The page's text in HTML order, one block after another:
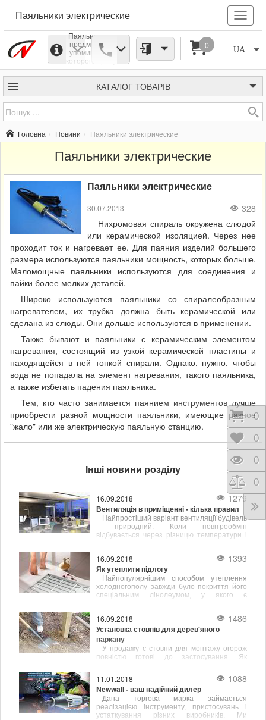
Паяльники электрические
Паяльник это
предмет при
упоминании,
которого сразу
возникают
ассоциации с
электрическим
паяльником.
Электрические
нагреваются
элемента
нагревания,
состоящего из
нихромовой
Паяльники
бывают
UA
0
КАТАЛОГ ТОВАРІВ
Головна Новини Паяльники электрические
Паяльники электрические
Паяльники электрические
30.07.2013
328
Нихромовая спираль окружена слюдой
или керамической изоляцией. Через нее
проходит ток и нагревает ее. Для паяния изделий большего
размера используются паяльники мощность, которых больше.
Маломощные паяльники используются для соединения и
пайки более мелких деталей.
Широко используются паяльники со спиралеобразным
нагревателем, их трубка должна быть керамической или
сделана из слюды. Они дольше используются в применении.
Также бывают и паяльники с керамическим элементом
нагревания, состоящий из узкой керамической пластины и
находящейся в ней тонкой спирали. Однако, нужно, чтобы
вода не попадала на элемент нагревания, такого паяльника,
а также избегать падения паяльника.
Тем, кто часто занимается паянием инструментовлучше
приобрести разной мощности паяльники, имеющие разное
"жало" или же электрическую паяльную станцию.
Інші новини розділу
16.09.2018 1279
Вентиляція в приміщенні - кілька правил
Найпростіший варіант вентиляції будівель
- природний. Коли повітрообмін
відбувається через різницю температури і
16.09.2018 1393
Як утеплити підлогу
Найпопулярнішим способом утеплення
холодногополу завжди було покриття його
спеціальним лінолеумом, у якого є
16.09.2018 1486
Установка стовпів для дерев'яного
паркану
У продажу є стовпи для монтажу огорож
повністю готові до застосування. Як
правило, вони вже покриті спеціальними
антигрибковими і ізолюючими складами.
11.01.2018 1088
Newwall - ваш надійний дилер
Дана торгова марка займається
реалізацією інструменту, пристосувань і
устаткування різних виробників. Ми
0
0
0
0